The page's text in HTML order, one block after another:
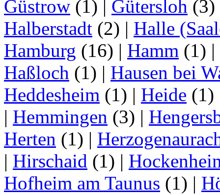
Güstrow (1) | Gütersloh (3)
Halberstadt (2) | Halle
Hamburg (16) | Hamm (1) |
Haßloch (1) | Hausen bei
Heddesheim (1) | Heide (1)
| Hemmingen (3) |
Herten (1) |
| Hirschaid (1) |
Hofheim am Taunus (1) |